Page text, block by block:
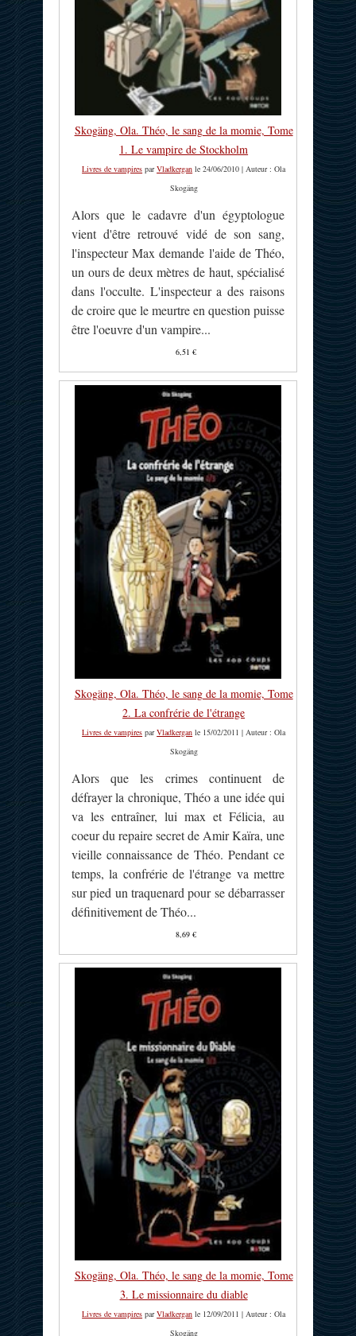
Skogäng, Ola. Théo, le sang de la momie, Tome
1. Le vampire de Stockholm
Livres de vampires parVladkergan le 24/06/2010 | Auteur : Ola
Skogäng
Alors que le cadavre d'un égyptologue
vient d'être retrouvé vidé de son sang,
l'inspecteur Max demande l'aide de Théo,
un ours de deux mètres de haut, spécialisé
dans l'occulte. L'inspecteur a des raisons
de croire que le meurtre en question puisse
être l'oeuvre d'un vampire...
6,51 €
Skogäng, Ola. Théo, le sang de la momie, Tome
2. La confrérie de l'étrange
Livres de vampires parVladkergan le 15/02/2011 | Auteur : Ola
Skogäng
Alors que les crimes continuent de
défrayer la chronique, Théo a une idée qui
va les entraîner, lui max et Félicia, au
coeur du repaire secret de Amir Kaïra, une
vieille connaissance de Théo. Pendant ce
temps, la confrérie de l'étrange va mettre
sur pied un traquenard pour se débarrasser
définitivement de Théo...
8,69 €
Skogäng, Ola. Théo, le sang de la momie, Tome
3. Le missionnaire du diable
Livres de vampires parVladkergan le 12/09/2011 | Auteur : Ola
Skogäng